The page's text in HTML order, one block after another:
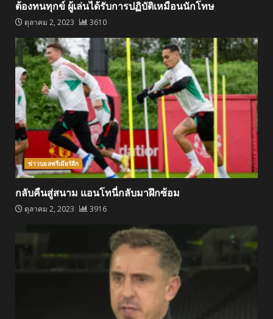
ต้องทนทุกข์ ผู้เล่นได้รับการปฏิบัติเหมือนนักโทษ
ตุลาคม 2, 2023 3610
ข่าวบอลพรีเมียร์ลีก
กลับคืนสู่สนาม แอนโทนี่กลับมาฝึกซ้อม
ตุลาคม 2, 2023 3916